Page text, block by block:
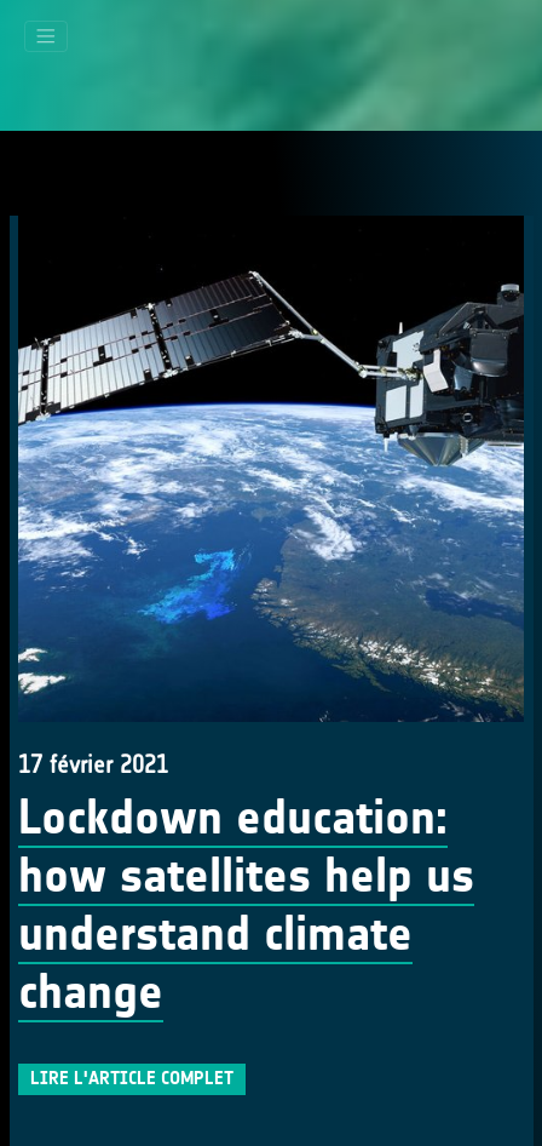
17 février 2021
Lockdown education:
how satellites help us
understand climate
change
LIRE L'ARTICLE COMPLET